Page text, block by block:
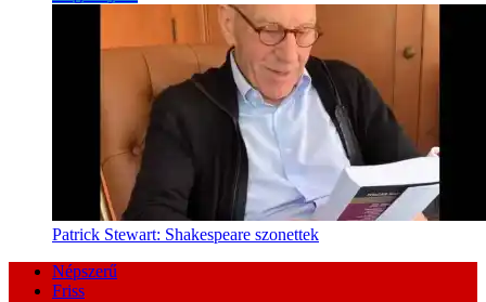
Patrick Stewart: Shakespeare szonettek
Népszerű
Friss